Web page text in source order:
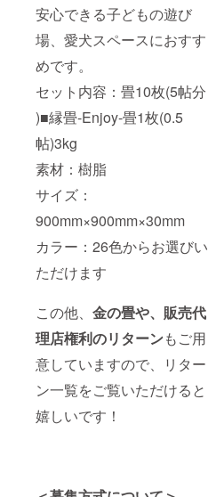
安心できる子どもの遊び
場、愛犬スペースにおすす
めです。
セット内容：畳10枚(5帖分
)■縁畳-Enjoy-畳1枚(0.5
帖)3kg
素材：樹脂
サイズ：
900mm×900mm×30mm
カラー：26色からお選びい
ただけます
この他、 金の畳や、販売代
理店権利のリターンもご用
意していますので、リター
ン一覧をご覧いただけると
嬉しいです！